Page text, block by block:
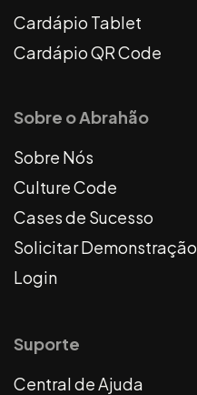
Cardápio Tablet
Cardápio QR Code
Sobre o Abrahão
Sobre Nós
Culture Code
Cases de Sucesso
Solicitar Demonstração
Login
Suporte
Central de Ajuda